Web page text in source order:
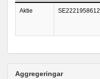
Aktie SE2221958612
Aggregeringar